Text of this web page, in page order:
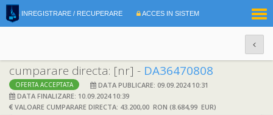
INREGISTRARE / RECUPERARE ACCES IN SISTEM
cumparare directa: [nr] - DA36470808
OFERTA ACCEPTATA
DATA PUBLICARE: 09.09.2024 10:31
DATA FINALIZARE: 10.09.2024 10:39
VALOARE CUMPARARE DIRECTA: 43.200,00 RON (8.684,99 EUR)
DATE IDENTIFICARE OFERTANT
Ofertant: S.C. APEL COMSERV S.R.L. CIF: 14467040